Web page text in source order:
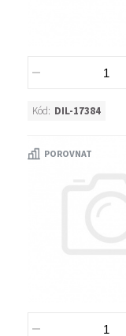
Kód: DIL-17384
POROVNAT